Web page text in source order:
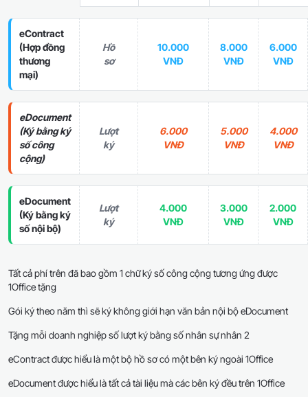
eContract
(Hợp đồng
thương
mại)
Hồ
sơ
10.000
VNĐ
8.000
VNĐ
6.000
VNĐ
eDocument
(Ký bằng ký
số công
cộng)
Lượt
ký
6.000
VNĐ
5.000
VNĐ
4.000
VNĐ
eDocument
(Ký bằng ký
số nội bộ)
Lượt
ký
4.000
VNĐ
3.000
VNĐ
2.000
VNĐ
Tất cả phí trên đã bao gồm 1 chữ ký số công cộng tương ứng được
1Office tặng
Gói ký theo năm thì sẽ ký không giới hạn văn bản nội bộ eDocument
Tặng mỗi doanh nghiệp số lượt ký bằng số nhân sự nhân 2
eContract được hiểu là một bộ hồ sơ có một bên ký ngoài 1Office
eDocument được hiểu là tất cả tài liệu mà các bên ký đều trên 1Office